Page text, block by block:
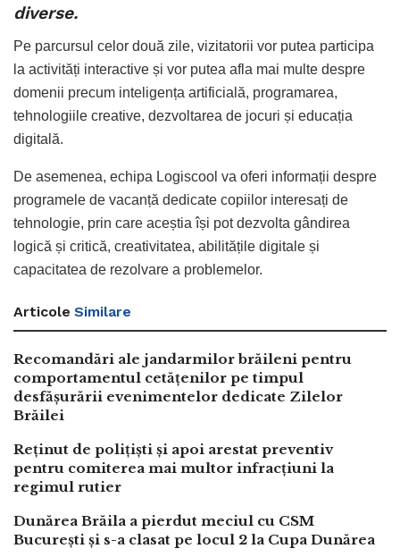
diverse.
Pe parcursul celor două zile, vizitatorii vor putea participa
la activități interactive și vor putea afla mai multe despre
domenii precum inteligența artificială, programarea,
tehnologiile creative, dezvoltarea de jocuri și educația
digitală.
De asemenea, echipa Logiscool va oferi informații despre
programele de vacanță dedicate copiilor interesați de
tehnologie, prin care aceștia își pot dezvolta gândirea
logică și critică, creativitatea, abilitățile digitale și
capacitatea de rezolvare a problemelor.
Articole Similare
Recomandări ale jandarmilor brăileni pentru
comportamentul cetățenilor pe timpul
desfășurării evenimentelor dedicate Zilelor
Brăilei
Reținut de polițiști și apoi arestat preventiv
pentru comiterea mai multor infracțiuni la
regimul rutier
Dunărea Brăila a pierdut meciul cu CSM
București și s-a clasat pe locul 2 la Cupa Dunărea